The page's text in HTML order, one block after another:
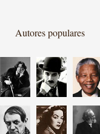
Autores populares